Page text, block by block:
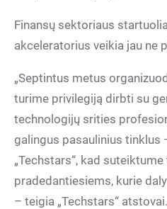
Finansų sektoriaus
akceleratorius veikia jau ne
„Septintus metus
turime privilegiją dirbti su
technologijų srities
galingus pasaulinius tinklus
„Techstars“, kad
pradedantiesiems, kurie
– teigia „Techstars“ atstovai.